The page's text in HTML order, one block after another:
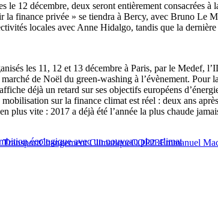
le 12 décembre, deux seront entièrement
la finance privée » se tiendra à Bercy, avec Bruno
locales avec Anne Hidalgo, tandis que la
les 11, 12 et 13 décembre à Paris, par le
de Noël du green-washing à l’évènement.
déjà un retard sur ses objectifs européens
sur la finance climat est réel : deux ans
plus vite : 2017 a déjà été l’année la plus chaude
écologique avec un nouveau plan climat
TransportChangement ClimatiqueCOP23Emmanuel